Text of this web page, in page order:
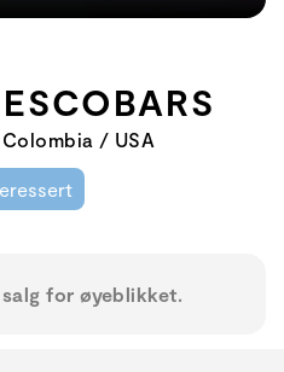
Colombia / USA
for øyeblikket.